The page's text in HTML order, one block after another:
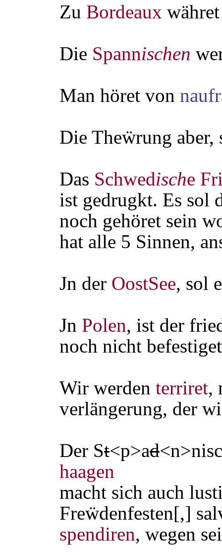
Zu Bordeaux
Die Spannischen
Man höret von
Die Theẅrung aber,
Das Schwedische
ist gedrugkt. Es sol
noch gehöret sein
hat alle 5 Sinnen,
Jn der OostSee, sol
Jn Polen, ist der
noch nicht
Wir werden terriret,
verlängerung, der
Der St<p>ad
haagen
macht sich auch
Freẅdenfesten[,]
spendiren, wegen